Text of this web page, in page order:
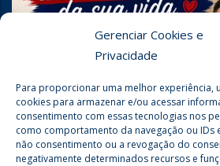
Gerenciar Cookies e
Privacidade
Para proporcionar uma melhor experiência,
cookies para armazenar e/ou acessar
consentimento com essas tecnologias nos
como comportamento da navegação ou IDs
não consentimento ou a revogação do
negativamente determinados recursos e